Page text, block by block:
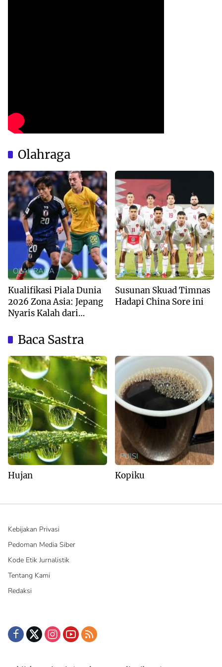
Olahraga
OLAHRAGA
Kualifikasi Piala Dunia
2026 Zona Asia: Jepang
Nyaris Kalah dari
OLAHRAGA
Susunan Skuad Timnas
Hadapi China Sore ini
Baca Sastra
PUISI
Hujan
PUISI
Kopiku
Kebijakan Privasi
Pedoman Media Siber
Kode Etik Jurnalistik
Tentang Kami
Redaksi